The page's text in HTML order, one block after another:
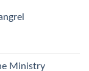
Ministry